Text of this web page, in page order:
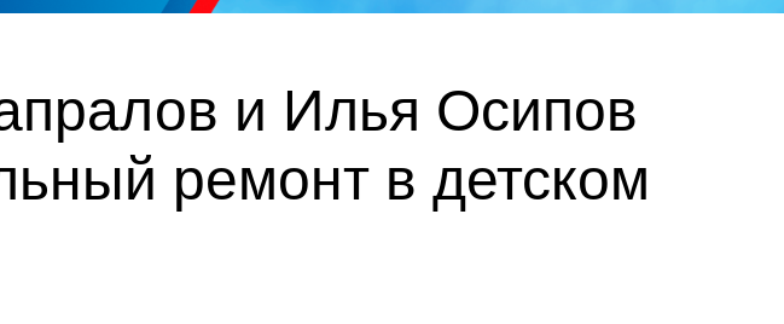
и Илья Осипов
ремонт в детском